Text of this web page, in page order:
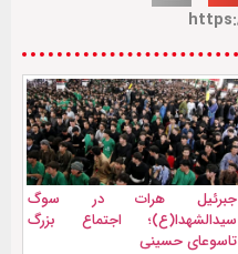
جبرئیل هرات در سوگ
سیدالشهدا(ع)؛ اجتماع بزرگ
تاسوعای حسینی